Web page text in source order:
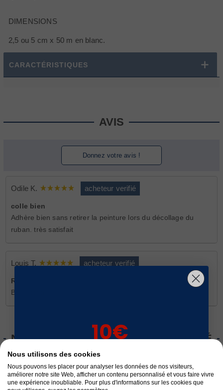
DIMENSIONS
2,5 ou 5 cm x 50 m en blanc.
CARACTÉRISTIQUES
AVIS
Donnez votre avis !
Odile K. acheteur verifié
colle bien
Adhère bien sans retirer la peinture lors du décollage du
ruban. très satisfait
Louis T. acheteur verifié
Ras
Bon scotch
NOS CLIENTS ONT AUSSI CONSULTÉ
Nous utilisons des cookies
Nous pouvons les placer pour analyser les données de nos visiteurs,
améliorer notre site Web, afficher un contenu personnalisé et vous faire vivre
une expérience inoubliable. Pour plus d'informations sur les cookies que
10€
sur votre 1ère
commande*